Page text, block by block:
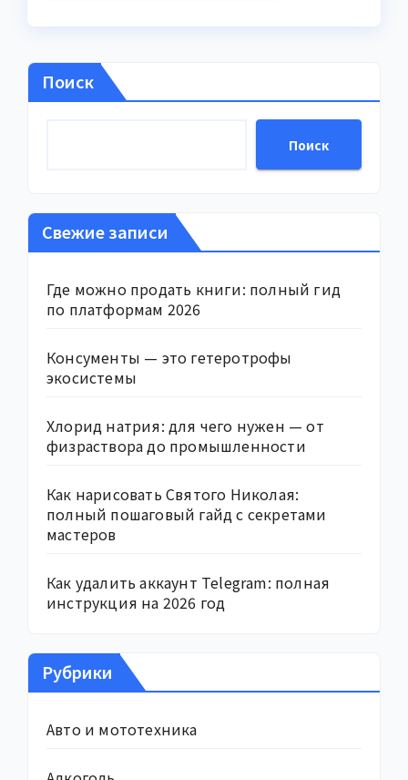
Поиск
Поиск
Свежие записи
Где можно продать книги: полный гид
по платформам 2026
Консументы — это гетеротрофы
экосистемы
Хлорид натрия: для чего нужен — от
физраствора до промышленности
Как нарисовать Святого Николая:
полный пошаговый гайд с секретами
мастеров
Как удалить аккаунт Telegram: полная
инструкция на 2026 год
Рубрики
Авто и мототехника